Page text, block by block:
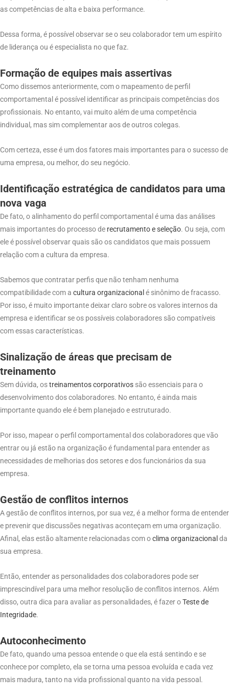
as competências de alta e baixa performance.
Dessa forma, é possível observar se o seu colaborador tem um espírito
de liderança ou é especialista no que faz.
Formação de equipes mais assertivas
Como dissemos anteriormente, com o mapeamento de perfil
comportamental é possível identificar as principais competências dos
profissionais. No entanto, vai muito além de uma competência
individual, mas sim complementar aos de outros colegas.
Com certeza, esse é um dos fatores mais importantes para o sucesso de
uma empresa, ou melhor, do seu negócio.
Identificação estratégica de candidatos para uma
nova vaga
De fato, o alinhamento do perfil comportamental é uma das análises
mais importantes do processo de recrutamento e seleção. Ou seja, com
ele é possível observar quais são os candidatos que mais possuem
relação com a cultura da empresa.
Sabemos que contratar perfis que não tenham nenhuma
compatibilidade com a cultura organizacional é sinônimo de fracasso.
Por isso, é muito importante deixar claro sobre os valores internos da
empresa e identificar se os possíveis colaboradores são compatíveis
com essas características.
Sinalização de áreas que precisam de
treinamento
Sem dúvida, ostreinamentos corporativos são essenciais para o
desenvolvimento dos colaboradores. No entanto, é ainda mais
importante quando ele é bem planejado e estruturado.
Por isso, mapear o perfil comportamental dos colaboradores que vão
entrar ou já estão na organização é fundamental para entender as
necessidades de melhorias dos setores e dos funcionários da sua
empresa.
Gestão de conflitos internos
A gestão de conflitos internos, por sua vez, é a melhor forma de entender
e prevenir que discussões negativas aconteçam em uma organização.
Afinal, elas estão altamente relacionadas com oclima organizacional da
sua empresa.
Então, entender as personalidades dos colaboradores pode ser
imprescindível para uma melhor resolução de conflitos internos. Além
disso, outra dica para avaliar as personalidades, é fazer oTeste de
Integridade.
Autoconhecimento
De fato, quando uma pessoa entende o que ela está sentindo e se
conhece por completo, ela se torna uma pessoa evoluída e cada vez
mais madura, tanto na vida profissional quanto na vida pessoal.